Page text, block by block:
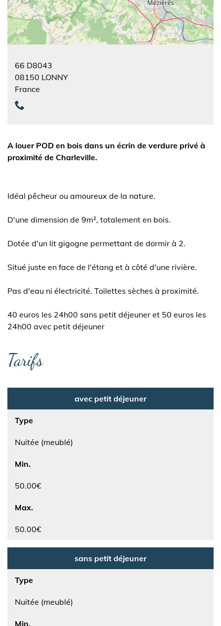
66 D8043
08150 LONNY
France
A louer POD en bois dans un écrin de verdure privé à
proximité de Charleville.
Idéal pêcheur ou amoureux de la nature.
D'une dimension de 9m², totalement en bois.
Dotée d'un lit gigogne permettant de dormir à 2.
Situé juste en face de l'étang et à côté d'une rivière.
Pas d'eau ni électricité. Toilettes sèches à proximité.
40 euros les 24h00 sans petit déjeuner et 50 euros les
24h00 avec petit déjeuner
Tarifs
avec petit déjeuner
Type
Nuitée (meublé)
Min.
50.00€
Max.
50.00€
sans petit déjeuner
Type
Nuitée (meublé)
Min.